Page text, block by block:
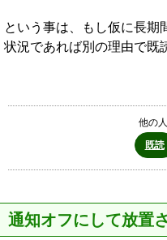
という事は、もし仮に長期
状況であれば別の理由で既
他の
既読
通知オフにして放置